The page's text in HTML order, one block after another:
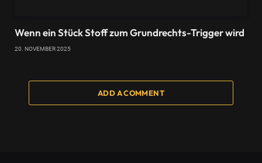
Wenn ein Stück Stoff zum Grundrechts-Trigger wird
20. NOVEMBER 2025
ADD A COMMENT